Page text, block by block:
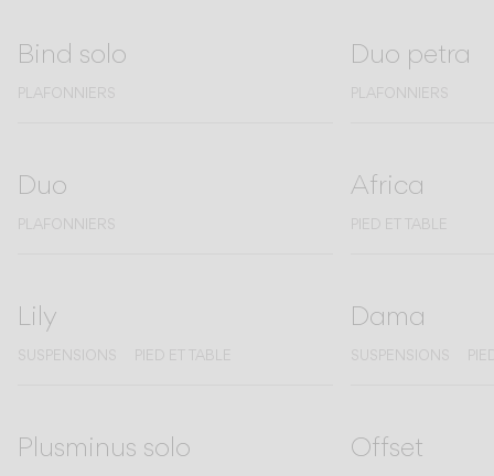
US/Canada
Bind solo
PLAFONNIERS
Duo petra
PLAFONNIERS
Duo
PLAFONNIERS
Africa
PIED ET TABLE
Lily
SUSPENSIONS PIED ET TABLE
Dama
SUSPENSIONS
Plusminus solo Offset